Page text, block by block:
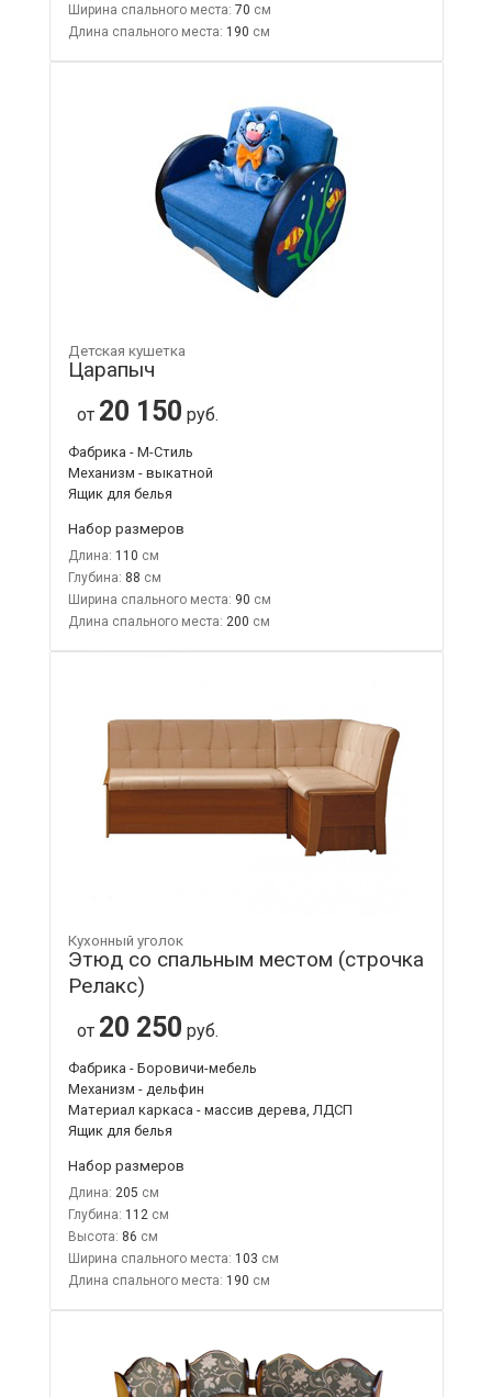
Ширина спального места: 70
Длина спального места: 190
Детская кушетка
Царапыч
от 20 150 руб.
Фабрика - М-Стиль
Механизм - выкатной
Ящик для белья
Набор размеров
Длина: 110
Глубина: 88
Ширина спального места: 90
Длина спального места: 200
Кухонный уголок
Этюд со спальным местом (строчка
Релакс)
от 20 250 руб.
Фабрика - Боровичи-мебель
Механизм - дельфин
Материал каркаса - массив дерева, ЛДСП
Ящик для белья
Набор размеров
Длина: 205
Глубина: 112
Высота: 86
Ширина спального места: 103
Длина спального места: 190